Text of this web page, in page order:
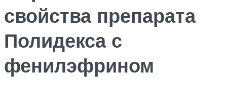
свойства препарата
Полидекса с
фенилэфрином